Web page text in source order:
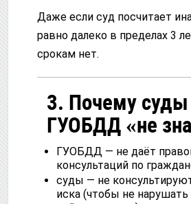
Даже если суд посчитает
равно далеко в пределах 3
срокам нет.
3. Почему суды
ГУОБДД «не
ГУОБДД — не даёт
консультаций по
суды — не
иска (чтобы не